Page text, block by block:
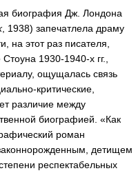
биография Дж. Лондона
, 1938) запечатлела драму
на этот раз писателя,
1930-1940-х гг.,
ощущалась связь
критические,
различие между
биографией. «Как
роман
детищем
респектабельных